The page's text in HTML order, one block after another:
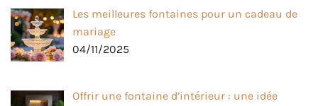
Les meilleures fontaines pour un cadeau de
mariage
04/11/2025
Offrir une fontaine d’intérieur : une idée